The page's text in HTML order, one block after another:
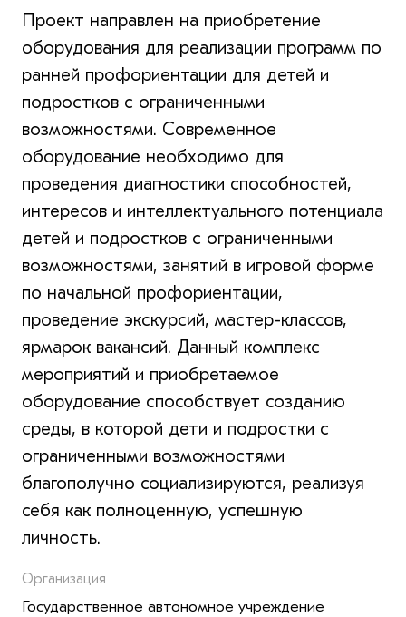
Проект направлен на приобретение
оборудования для реализации программ по
ранней профориентации для детей и
подростков с ограниченными
возможностями. Современное
оборудование необходимо для
проведения диагностики способностей,
интересов и интеллектуального потенциала
детей и подростков с ограниченными
возможностями, занятий в игровой форме
по начальной профориентации,
проведение экскурсий, мастер-классов,
ярмарок вакансий. Данный комплекс
мероприятий и приобретаемое
оборудование способствует созданию
среды, в которой дети и подростки с
ограниченными возможностями
благополучно социализируются, реализуя
себя как полноценную, успешную
личность.
Организация
Государственное автономное учреждение